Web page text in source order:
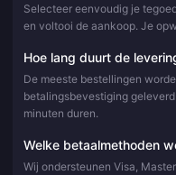
Selecteer eenvoudig je
en voltooi de aankoop. Je
Hoe lang duurt de
De meeste bestellingen
betalingsbevestiging
minuten duren.
Welke betaalmethoden
Wij ondersteunen Visa,